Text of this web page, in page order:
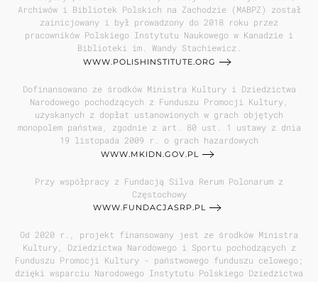
Archiwów i Bibliotek Polskich na Zachodzie (MABPZ) został
zainicjowany i był prowadzony do 2018 roku przez
pracowników Polskiego Instytutu Naukowego w Kanadzie i
Biblioteki im. Wandy Stachiewicz.
WWW.POLISHINSTITUTE.ORG
Dofinansowano ze środków Ministra Kultury i Dziedzictwa
Narodowego pochodzących z Funduszu Promocji Kultury,
uzyskanych z dopłat ustanowionych w grach objętych
monopolem państwa, zgodnie z art. 80 ust. 1 ustawy z dnia
19 listopada 2009 r. o grach hazardowych
WWW.MKIDN.GOV.PL
Przy współpracy z Fundacją Silva Rerum Polonarum z
Częstochowy
WWW.FUNDACJASRP.PL
Od 2020 r., projekt finansowany jest ze środków Ministra
Kultury, Dziedzictwa Narodowego i Sportu pochodzących z
Funduszu Promocji Kultury - państwowego funduszu celowego;
dzięki wsparciu Narodowego Instytutu Polskiego Dziedzictwa